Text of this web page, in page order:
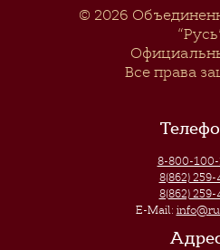
© 2026
Все права
8-800-
8(862)
8(862)
E-Mail: